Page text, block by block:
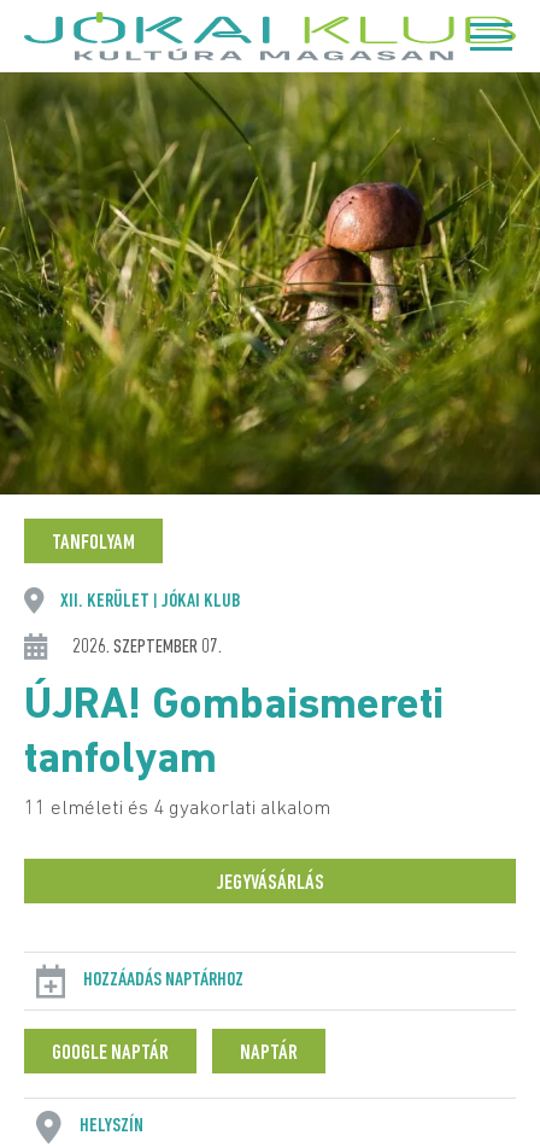
TANFOLYAM
XII. KERÜLET JÓKAI KLUB
2026. SZEPTEMBER 07.
ÚJRA! Gombaismereti
tanfolyam
11 elméleti és 4 gyakorlati alkalom
JEGYVÁSÁRLÁS
HOZZÁADÁS NAPTÁRHOZ
GOOGLE NAPTÁR NAPTÁR
HELYSZÍN